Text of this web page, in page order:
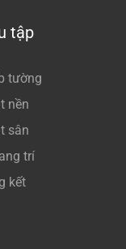
tập
tường
nền
sân
trí
kết